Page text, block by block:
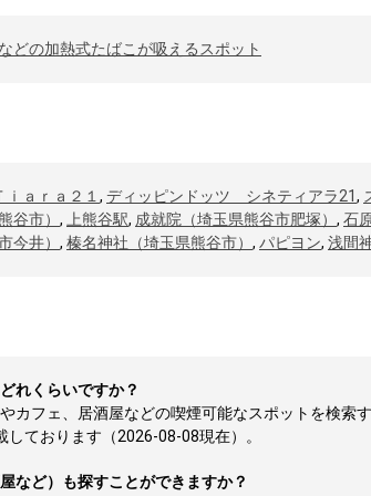
どの加熱式たばこが吸えるスポット
ａｒａ２１ , ディッピンドッツ シネティアラ21,
谷市） , 上熊谷駅, 成就院（埼玉県熊谷市肥塚） , 石
今井） , 榛名神社（埼玉県熊谷市） , パピヨン, 浅間
れくらいですか？
カフェ、居酒屋などの喫煙可能なスポットを検索
ております（2026-08-08現在）。
など）も探すことができますか？